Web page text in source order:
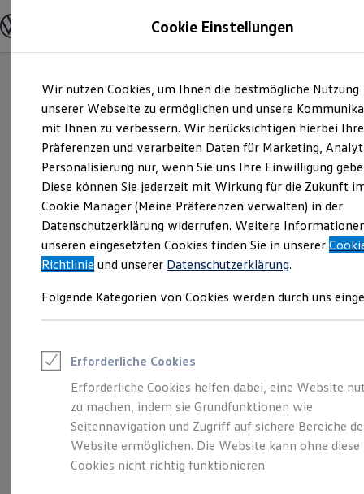
Hauptinhalt
springen
Footer
springen
Modelle und Konfigurator
Modelle vergleichen
Elektroautos
ENERGY Sondermodelle
Nutzfahrzeuge
SUV und CUV
Familienautos
Kombis
Kompaktwagen
Sportwagen
Schnell verfügbare Fahrzeuge
Angebote und Produkte
Aktuelle Angebote
E-Auto-Förderung
Volkswagen Marktplatz
Junge Gebrauchtwagen und Gebrauchtwagen
Saisonangebote
Leasing
Leasing-Angebote
Gebrauchtwagen Leasing
Junge Gebrauchtwagen-Leasing
Elektroauto Leasing
Kleinwagen-Leasing
Leasing ohne Anzahlung
Der ID.7 Tourer
Cookie Einstellungen
Wir nutzen Cookies, um Ihnen die bestmögliche Nutzung
unserer Webseite zu ermöglichen und unsere
mit Ihnen zu verbessern. Wir berücksichtigen hierbei Ihre
Präferenzen und verarbeiten Daten für Marketing,
Personalisierung nur, wenn Sie uns Ihre Einwilligung
Diese können Sie jederzeit mit Wirkung für die Zukunft
Cookie Manager (Meine Präferenzen verwalten) in der
Datenschutzerklärung widerrufen. Weitere
unseren eingesetzten Cookies finden Sie in unserer
Richtlinie und unserer Datenschutzerklärung.
Folgende Kategorien von Cookies werden durch uns
Erforderliche Cookies
Erforderliche Cookies helfen dabei, eine Website
zu machen, indem sie Grundfunktionen wie
Seitennavigation und Zugriff auf sichere Bereiche
Website ermöglichen. Die Website kann ohne diese
Cookies nicht richtig funktionieren.